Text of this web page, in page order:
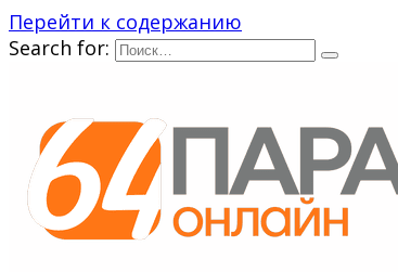
Перейти к содержанию
Search for: